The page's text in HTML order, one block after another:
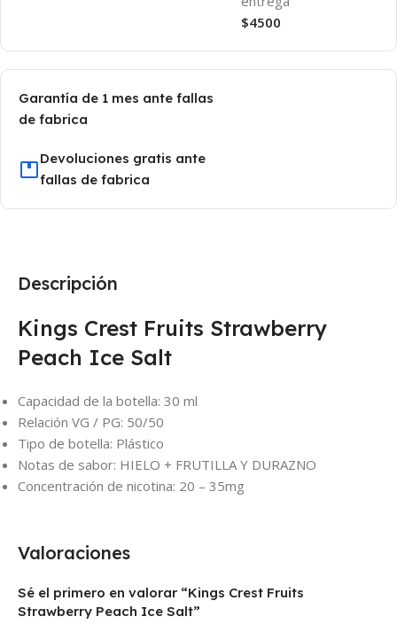
$4500
Garantía de 1 mes ante fallas
de fabrica
Devoluciones gratis ante
fallas de fabrica
Descripción
Kings Crest Fruits Strawberry
Peach Ice Salt
Capacidad de la botella: 30 ml
Relación VG / PG: 50/50
Tipo de botella: Plástico
Notas de sabor: HIELO + FRUTILLA Y DURAZNO
Concentración de nicotina: 20 – 35mg
Valoraciones
Sé el primero en valorar “Kings Crest Fruits
Strawberry Peach Ice Salt”